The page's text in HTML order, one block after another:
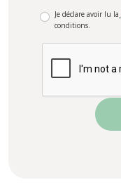
Je déclare avoir lu la
conditions.